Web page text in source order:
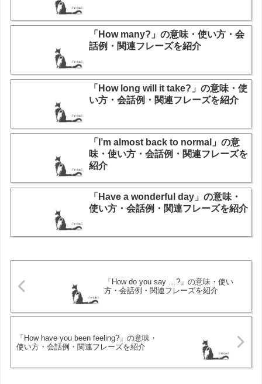
「How many?」の意味・使い方・会
話例・関連フレーズを紹介
「How long will it take?」の意味・使
い方・会話例・関連フレーズを紹介
「I’m almost back to normal」の意
味・使い方・会話例・関連フレーズを
紹介
「Have a wonderful day」の意味・
使い方・会話例・関連フレーズを紹介
「How do you say …?」の意味・使い
方・会話例・関連フレーズを紹介
「How have you been feeling?」の意味・
使い方・会話例・関連フレーズを紹介